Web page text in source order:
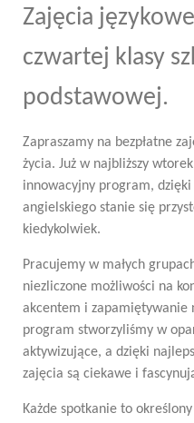
Zajęcia
czwartej klasy
podstawowej.
Zapraszamy na bezpłatne
życia. Już w najbliższy
innowacyjny program,
angielskiego stanie się
kiedykolwiek.
Pracujemy w małych
niezliczone możliwości na
akcentem i zapamiętywanie
program stworzyliśmy w
aktywizujące, a dzięki
zajęcia są ciekawe i
Każde spotkanie to